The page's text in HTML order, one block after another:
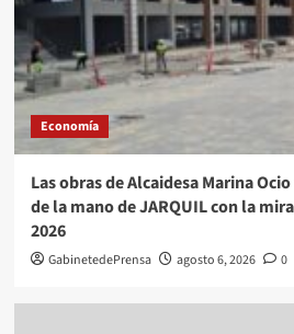
Economía
Las obras de Alcaidesa Marina
de la mano de JARQUIL con la
2026
GabinetedePrensa agosto 6, 2026 0